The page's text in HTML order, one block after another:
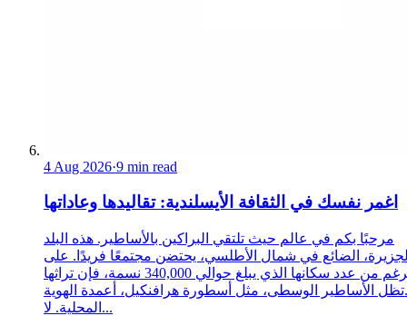
4 Aug 2026·9 min read
اغمر نفسك في الثقافة الأيسلندية: تقاليدها وعاداتها
مرحبًا بكم في عالم حيث تلتقي البراكين بالأساطير. هذه البلد
الضائع في شمال الأطلسي، يحتضن مجتمعًا فريدًا. على
الرغم من عدد سكانها الذي يبلغ حوالي 340,000 نسمة، فإن تراثها
الأساطير الوسطى، مثل أسطورة هرافنكيل، أعمدة الهوية
المحلية. لا...